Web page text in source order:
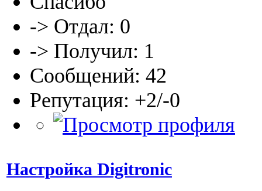
-> Отдал: 0
-> Получил: 1
Сообщений: 42
Репутация: +2/-0
Настройка Digitronic